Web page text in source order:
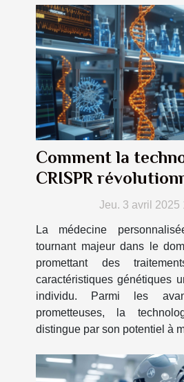
Comment la
CRISPR
médecineJeu. 3 avril 2025
La médecine
tournant majeur dans le
promettant des
caractéristiques génétiques
individu. Parmi les
prometteuses, la
distingue par son potentiel à